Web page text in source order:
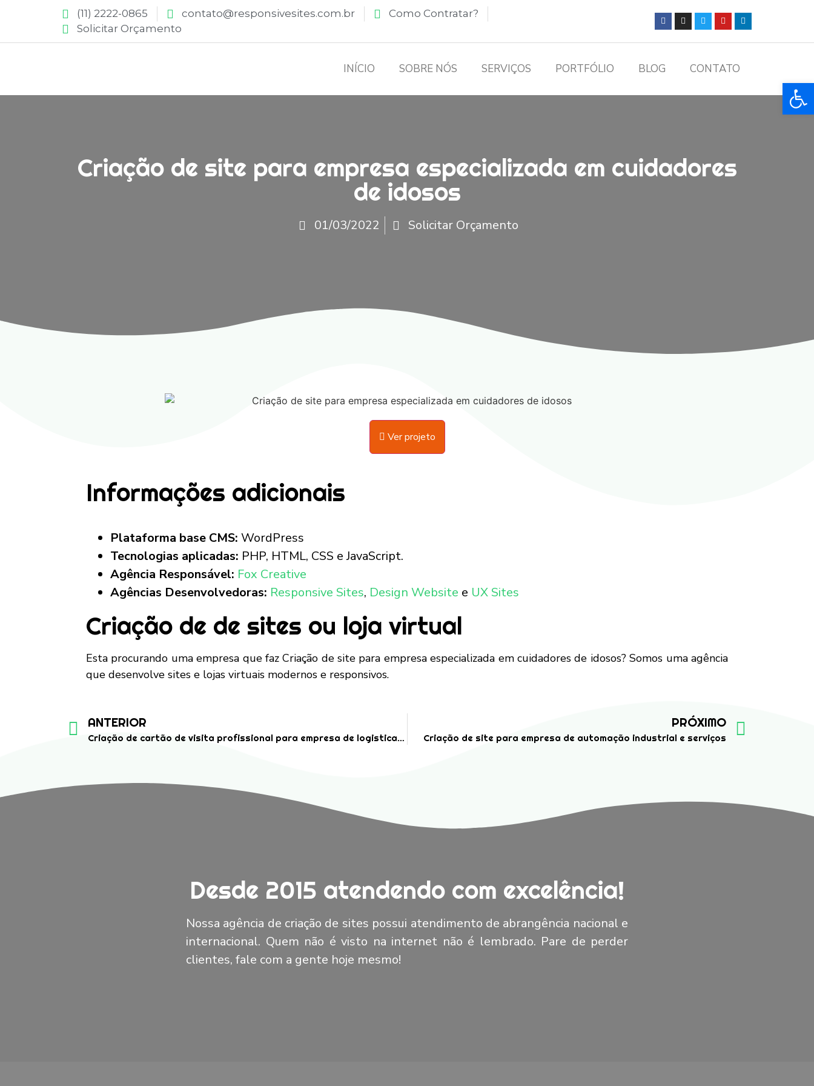
(11) 2222-0865 contato@responsivesites.com.br
Como Contratar?
Solicitar Orçamento
INÍCIO SOBRE NÓS SERVIÇOS PORTFÓLIO BLOG CONTATO
Criação de site para empresa especializada em cuidadores
de idosos
01/03/2022 Solicitar Orçamento
Ver projeto
Informações adicionais
Plataforma base CMS: WordPress
Tecnologias aplicadas: PHP, HTML, CSS e JavaScript.
Agência Responsável: Fox Creative
Agências Desenvolvedoras: Responsive Sites, Design Website e UX Sites
Criação de de sites ou loja virtual
Esta procurando uma empresa que faz Criação de site para empresa especializada em cuidadores de idosos? Somos uma agência
que desenvolve sites e lojas virtuais modernos e responsivos.
ANTERIOR
Criação de cartão de visita profissional para empresa de logistica integrada
PRÓXIMO
Criação de site para empresa de automação industrial e serviços
Desde 2015 atendendo com excelência!
Nossa agência de criação de sites possui atendimento de abrangência nacional e
internacional. Quem não é visto na internet não é lembrado. Pare de perder
clientes, fale com a gente hoje mesmo!